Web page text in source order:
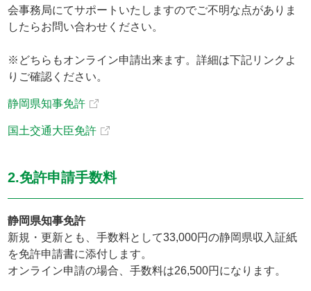
会事務局にてサポートいたしますのでご不明な点がありま
したらお問い合わせください。
※どちらもオンライン申請出来ます。詳細は下記リンクよ
りご確認ください。
静岡県知事免許
国土交通大臣免許
2.免許申請手数料
静岡県知事免許
新規・更新とも、手数料として33,000円の静岡県収入証紙
を免許申請書に添付します。
オンライン申請の場合、手数料は26,500円になります。